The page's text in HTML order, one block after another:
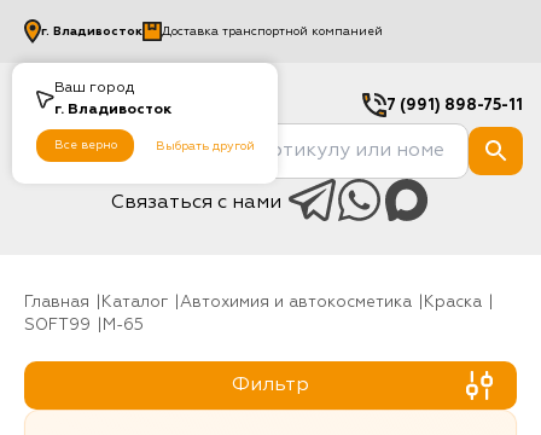
Ваш город
г. Владивосток
Все верно Выбрать другой
г. Владивосток Доставка транспортной компанией
7 (991) 898-75-11
Связаться с нами
Главная Каталог Автохимия и автокосметика
Краска
SOFT99
M-65
Фильтр